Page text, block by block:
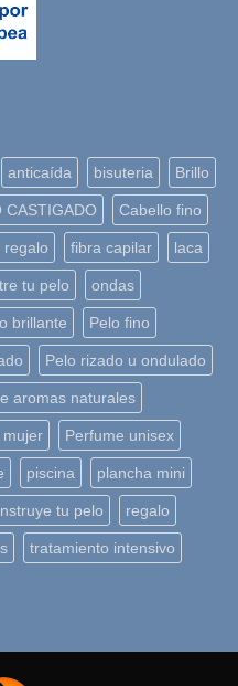
anticaída bisuteria Brillo
CASTIGADO Cabello fino
regalo fibra capilar laca
tu pelo ondas
brillante Pelo fino
Pelo rizado u ondulado
aromas naturales
mujer Perfume unisex
piscina plancha mini
tu pelo regalo
tratamiento intensivo